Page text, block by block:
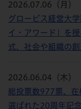
2026.07.06（月）
グロービス経営大
イ・アワード」を
式、社会や組織の
2026.06.04（木）
総投票数977票、在
選ばれた20周年記